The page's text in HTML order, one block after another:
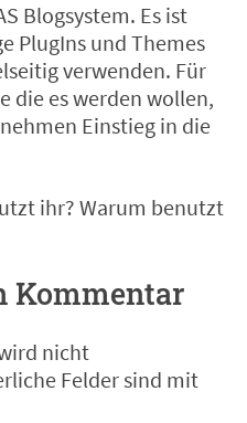
Blogsystem. Es ist
PlugIns und Themes
verwenden. Für
die es werden wollen,
Einstieg in die
ihr? Warum benutzt
Kommentar
nicht
Felder sind mit